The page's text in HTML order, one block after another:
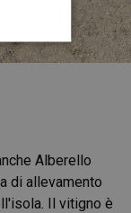
Alberello
di allevamento
Il vitigno è